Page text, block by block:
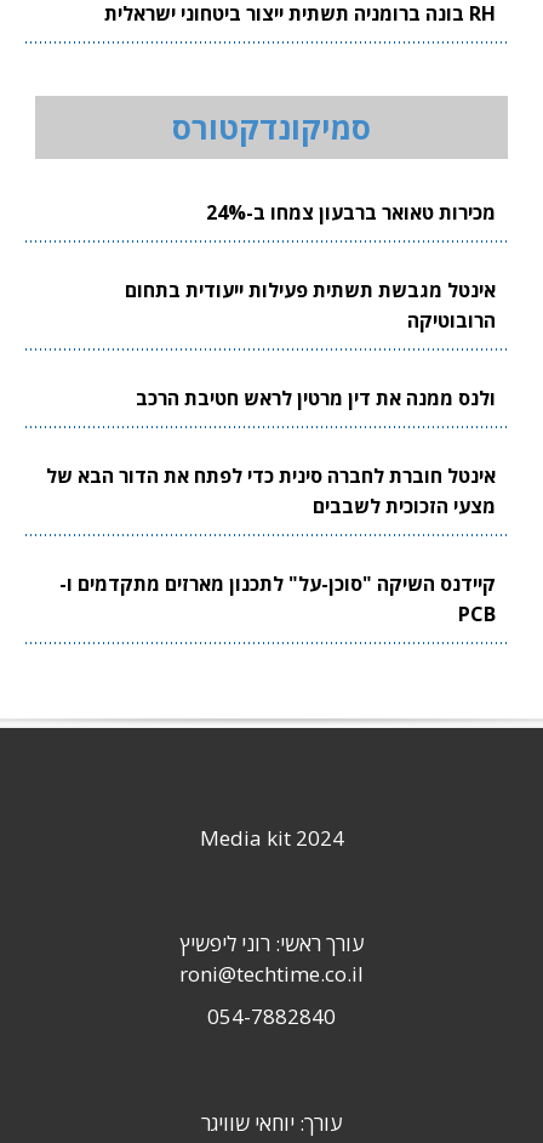
RH בונה ברומניה תשתית ייצור ביטחוני ישראלית
סמיקונדקטורס
מכירות טאואר ברבעון צמחו ב-24%
אינטל מגבשת תשתית פעילות ייעודית בתחום
הרובוטיקה
ולנס ממנה את דין מרטין לראש חטיבת הרכב
אינטל חוברת לחברה סינית כדי לפתח את הדור הבא של
מצעי הזכוכית לשבבים
קיידנס השיקה "סוכן-על" לתכנון מארזים מתקדמים ו-
PCB
Media kit 2024
עורך ראשי: רוני ליפשיץ
roni@techtime.co.il
054-7882840
עורך: יוחאי שוויגר